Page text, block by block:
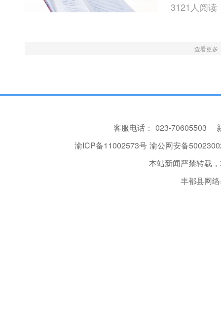
3121人阅读
查看更多
客服电话： 023-70605503
渝ICP备11002573号 渝公网安备
本站新闻严禁转载
丰都县网